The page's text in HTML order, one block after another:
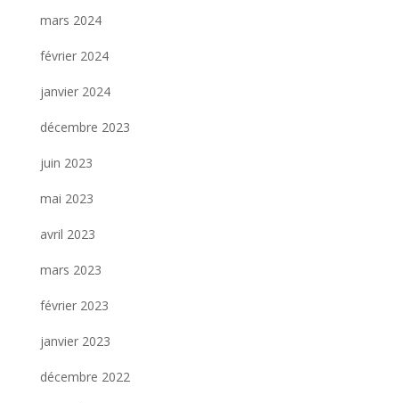
mars 2024
février 2024
janvier 2024
décembre 2023
juin 2023
mai 2023
avril 2023
mars 2023
février 2023
janvier 2023
décembre 2022